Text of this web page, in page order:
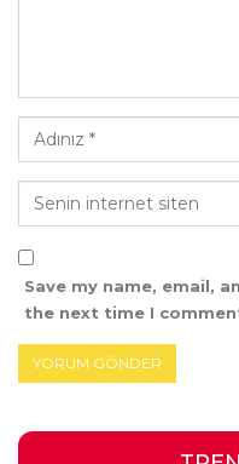
Save my name, email,
the next time I